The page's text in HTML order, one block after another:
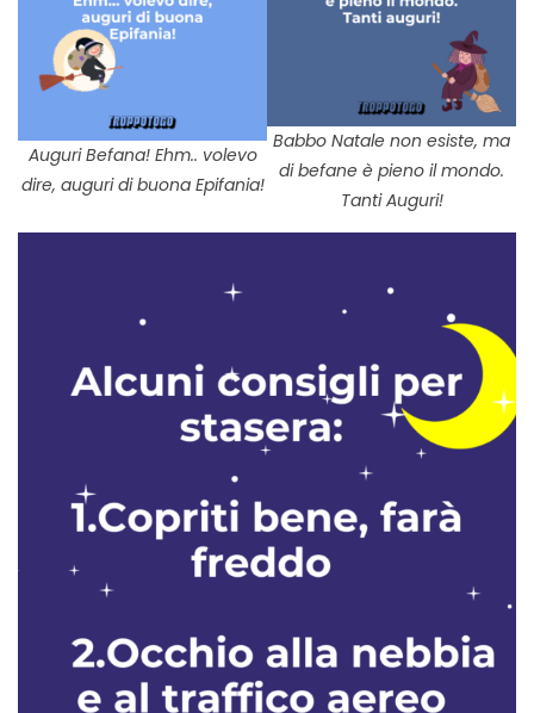
Auguri Befana! Ehm.. volevo
dire, auguri di buona Epifania!
Babbo Natale non esiste, ma
di befane è pieno il mondo.
Tanti Auguri!